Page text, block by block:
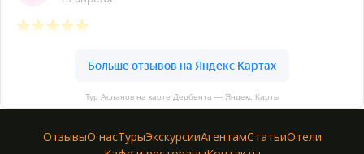
Тур Асланов на карте Дербента — Яндекс Карты
ОтзывыО насТурыЭкскурсииАгентамСтатьиОтели